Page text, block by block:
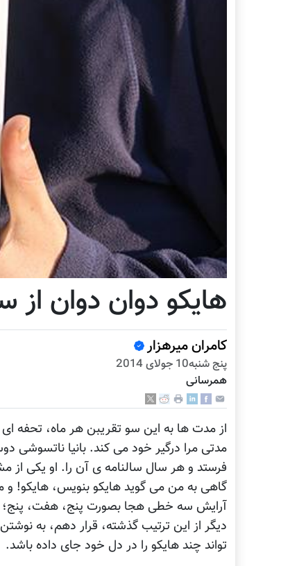
هایکو دوان دوان از
کامران میرهزار
پنج شنبه10 جولای 2014
همرسانی
از مدت ها به این سو تقریبن هر ماه، تحفه
مدتی مرا درگیر خود می کند. بانیا ناتسوشی
فرستد و هر سال سالنامه ی آن را. او یکی از
گاهی به من می گوید هایکو بنویس، هایکو! و
آرایش سه خطی هجا بصورت پنج، هفت، پنج؛
دیگر از این ترتیب گذشته، قرار دهم، به
تواند چند هایکو را در دل خود جای داده باشد.